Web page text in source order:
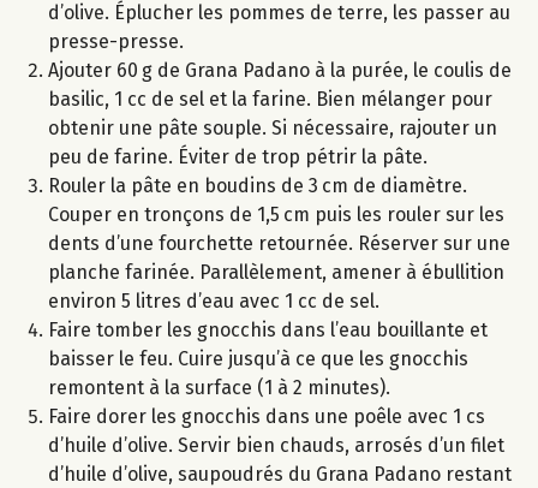
d’olive. Éplucher les pommes de terre, les passer au
presse-presse.
Ajouter 60 g de Grana Padano à la purée, le coulis de
basilic, 1 cc de sel et la farine. Bien mélanger pour
obtenir une pâte souple. Si nécessaire, rajouter un
peu de farine. Éviter de trop pétrir la pâte.
Rouler la pâte en boudins de 3 cm de diamètre.
Couper en tronçons de 1,5 cm puis les rouler sur les
dents d’une fourchette retournée. Réserver sur une
planche farinée. Parallèlement, amener à ébullition
environ 5 litres d’eau avec 1 cc de sel.
Faire tomber les gnocchis dans l’eau bouillante et
baisser le feu. Cuire jusqu’à ce que les gnocchis
remontent à la surface (1 à 2 minutes).
Faire dorer les gnocchis dans une poêle avec 1 cs
d’huile d’olive. Servir bien chauds, arrosés d’un filet
d’huile d’olive, saupoudrés du Grana Padano restant